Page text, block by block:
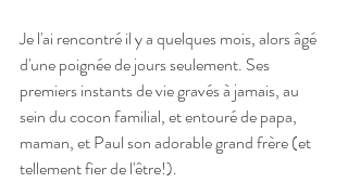
Je l'ai rencontré il y a quelques mois, alors âgé
d'une poignée de jours seulement. Ses
premiers instants de vie gravés à jamais, au
sein du cocon familial, et entouré de papa,
maman, et Paul son adorable grand frère (et
tellement fier de l'être!).